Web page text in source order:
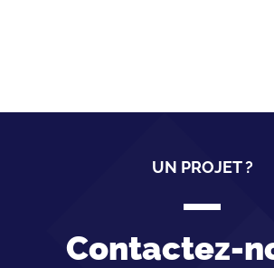
UN PROJET ?
Contactez-